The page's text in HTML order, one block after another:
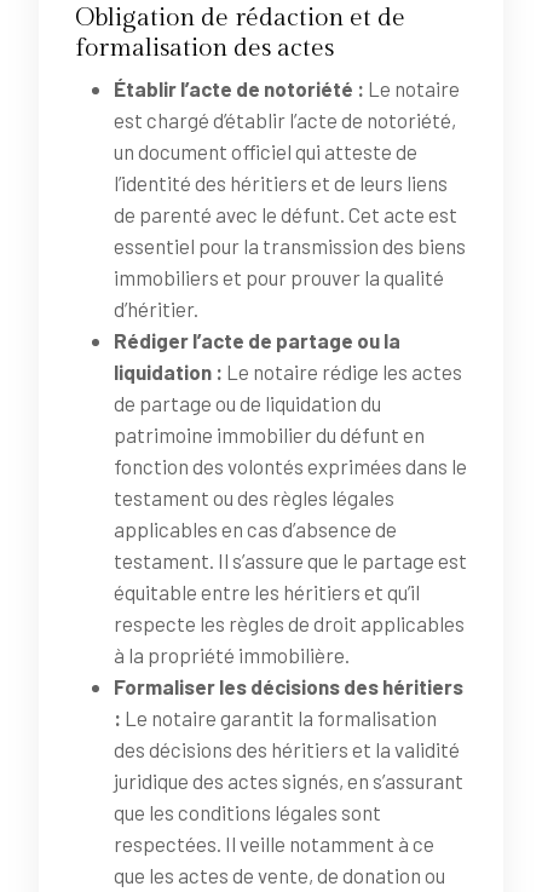
Obligation de rédaction et de
formalisation des actes
Établir l’acte de notoriété : Le notaire
est chargé d’établir l’acte de notoriété,
un document officiel qui atteste de
l’identité des héritiers et de leurs liens
de parenté avec le défunt. Cet acte est
essentiel pour la transmission des biens
immobiliers et pour prouver la qualité
d’héritier.
Rédiger l’acte de partage ou la
liquidation : Le notaire rédige les actes
de partage ou de liquidation du
patrimoine immobilier du défunt en
fonction des volontés exprimées dans le
testament ou des règles légales
applicables en cas d’absence de
testament. Il s’assure que le partage est
équitable entre les héritiers et qu’il
respecte les règles de droit applicables
à la propriété immobilière.
Formaliser les décisions des héritiers
: Le notaire garantit la formalisation
des décisions des héritiers et la validité
juridique des actes signés, en s’assurant
que les conditions légales sont
respectées. Il veille notamment à ce
que les actes de vente, de donation ou